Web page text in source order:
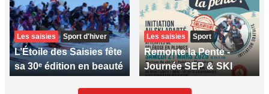
Les saisies Sport d'hiver
L’Étoile des Saisies fête
sa 30ᵉ édition en beauté
Les saisies Sport
Remonte la Pente -
Journée SEP & SKI